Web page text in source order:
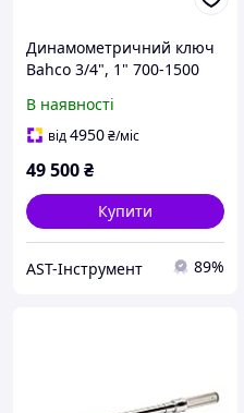
Динамометричний ключ
Bahco 3/4", 1" 700-1500
В наявності
від4950₴/міс
49 500₴
Купити
AST-Інструмент 89%